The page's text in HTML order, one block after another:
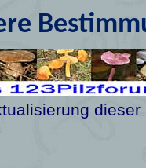
dieser